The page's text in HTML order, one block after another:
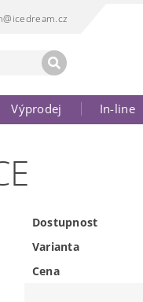
Výprodej In-line
Dostupnost
Varianta
Cena